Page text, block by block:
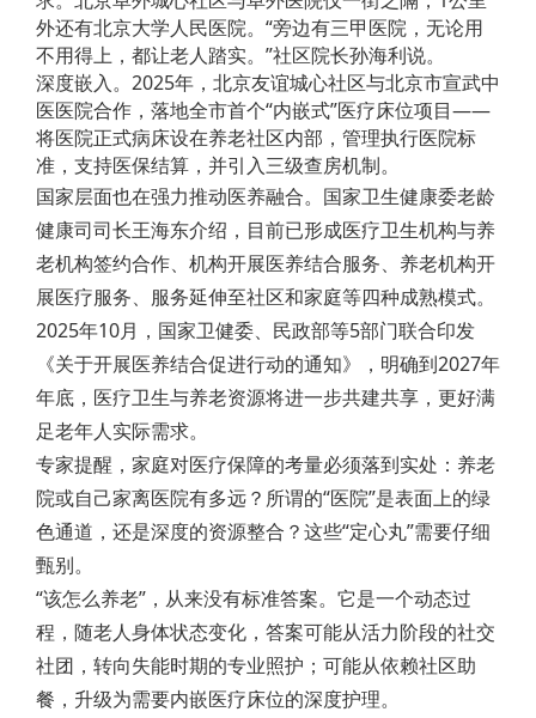
外还有北京大学人民医院。“旁边有三甲医院，无论用
不用得上，都让老人踏实。”社区院长孙海利说。
深度嵌入。2025年，北京友谊城心社区与北京市宣武中
医医院合作，落地全市首个“内嵌式”医疗床位项目——
将医院正式病床设在养老社区内部，管理执行医院标
准，支持医保结算，并引入三级查房机制。
国家层面也在强力推动医养融合。国家卫生健康委老龄
健康司司长王海东介绍，目前已形成医疗卫生机构与养
老机构签约合作、机构开展医养结合服务、养老机构开
展医疗服务、服务延伸至社区和家庭等四种成熟模式。
2025年10月，国家卫健委、民政部等5部门联合印发
《关于开展医养结合促进行动的通知》，明确到2027年
年底，医疗卫生与养老资源将进一步共建共享，更好满
足老年人实际需求。
专家提醒，家庭对医疗保障的考量必须落到实处：养老
院或自己家离医院有多远？所谓的“医院”是表面上的绿
色通道，还是深度的资源整合？这些“定心丸”需要仔细
甄别。
“该怎么养老”，从来没有标准答案。它是一个动态过
程，随老人身体状态变化，答案可能从活力阶段的社交
社团，转向失能时期的专业照护；可能从依赖社区助
餐，升级为需要内嵌医疗床位的深度护理。